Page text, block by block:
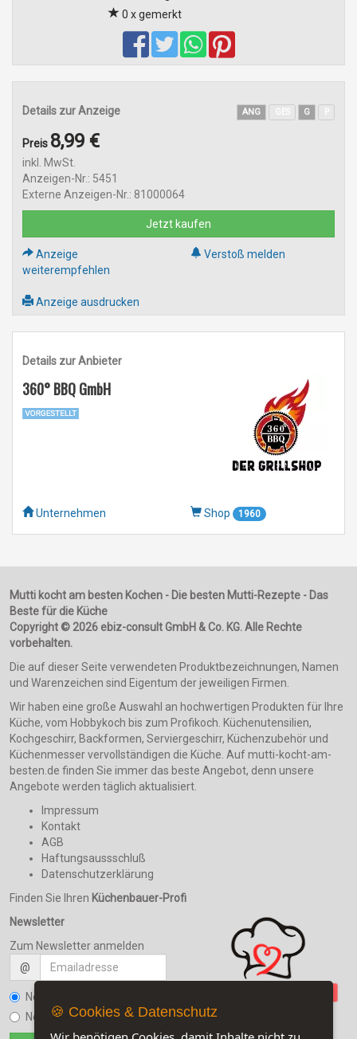
0 x gemerkt
Details zur Anzeige ANG G
Preis 8,99 €
inkl. MwSt.
Anzeigen-Nr.: 5451
Externe Anzeigen-Nr.: 81000064
Jetzt kaufen
Anzeige
weiterempfehlen
Verstoß melden
Anzeige ausdrucken
Details zur Anbieter
360° BBQ GmbH
Unternehmen Shop 1960
Mutti kocht am besten Kochen - Die besten Mutti-Rezepte - Das
Beste für die Küche
Copyright © 2026 ebiz-consult GmbH & Co. KG. Alle Rechte
vorbehalten.
Die auf dieser Seite verwendeten Produktbezeichnungen, Namen
und Warenzeichen sind Eigentum der jeweiligen Firmen.
Wir haben eine große Auswahl an hochwertigen Produkten für Ihre
Küche, vom Hobbykoch bis zum Profikoch. Küchenutensilien,
Kochgeschirr, Backformen, Serviergeschirr, Küchenzubehör und
Küchenmesser vervollständigen die Küche. Auf mutti-kocht-am-
besten.de finden Sie immer das beste Angebot, denn unsere
Angebote werden täglich aktualisiert.
Impressum
Kontakt
AGB
Haftungsaussschluß
Datenschutzerklärung
Finden Sie Ihren Küchenbauer-Profi
Newsletter
Zum Newsletter anmelden
@
Newsletter bestellen
Newsletter kündigen
🍪 Cookies & Datenschutz